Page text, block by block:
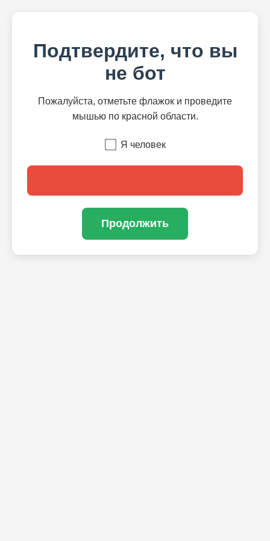
Подтвердите, что вы
не бот
Пожалуйста, отметьте флажок и проведите
мышью по красной области.
Я человек
Продолжить